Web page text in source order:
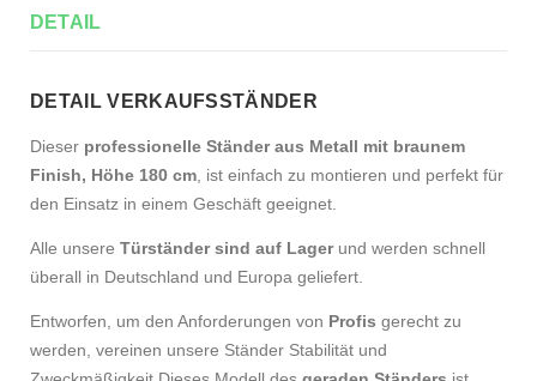
DETAIL
DETAIL VERKAUFSSTÄNDER
Dieser professionelle Ständer aus Metall mit braunem
Finish, Höhe 180 cm , ist einfach zu montieren und perfekt für
den Einsatz in einem Geschäft geeignet.
Alle unsere Türständer sind auf Lagerund werden schnell
überall in Deutschland und Europa geliefert.
Entworfen, um den Anforderungen von Profis gerecht zu
werden, vereinen unsere Ständer Stabilität und